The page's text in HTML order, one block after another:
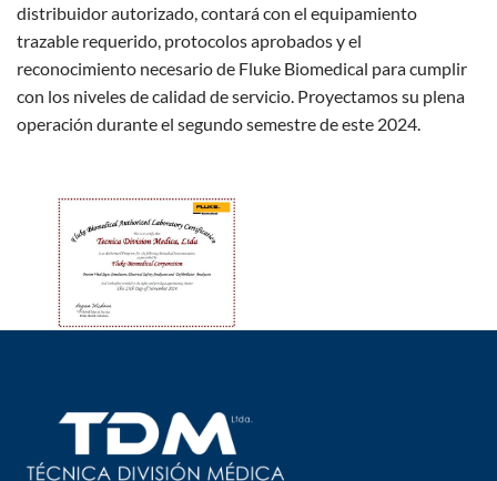
distribuidor autorizado, contará con el equipamiento
trazable requerido, protocolos aprobados y el
reconocimiento necesario de Fluke Biomedical para cumplir
con los niveles de calidad de servicio. Proyectamos su plena
operación durante el segundo semestre de este 2024.